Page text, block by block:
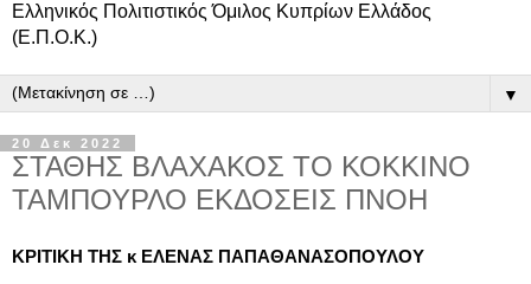
Ελληνικός Πολιτιστικός Όμιλος Κυπρίων Ελλάδος
(Ε.Π.Ο.Κ.)
▼
20 Δεκ 2022
ΣΤΑΘΗΣ ΒΛΑΧΑΚΟΣ ΤΟ ΚΟΚΚΙΝΟ
ΤΑΜΠΟΥΡΛΟ ΕΚΔΟΣΕΙΣ ΠΝΟΗ
ΚΡΙΤΙΚΗ ΤΗΣ κ ΕΛΕΝΑΣ ΠΑΠΑΘΑΝΑΣΟΠΟΥΛΟΥ